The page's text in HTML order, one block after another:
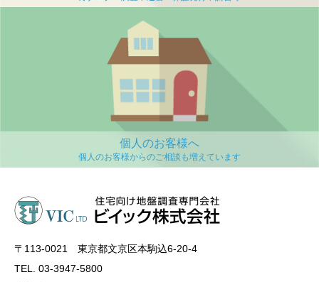
個人のお客様へ
〒113‐0021 東京都文京区本駒込6-20-4
TEL. 03-3947-5800